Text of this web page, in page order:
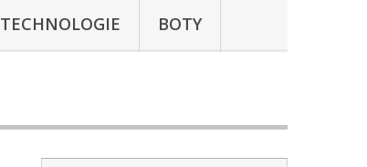
TECHNOLOGIE BOTY